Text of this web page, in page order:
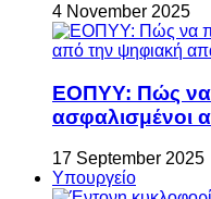
4 November 2025
ΕΟΠΥΥ: Πώς να
ασφαλισμένοι
17 September 2025
Υπουργείο